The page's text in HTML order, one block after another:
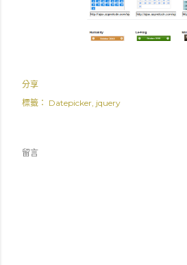
分享
標籤： Datepicker jquery
留言